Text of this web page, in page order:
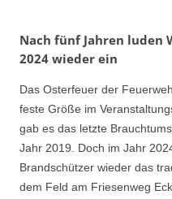
Nach fünf Jahren luden
2024 wieder ein
Das Osterfeuer der
feste Größe im
gab es das letzte
Jahr 2019. Doch im Jahr
Brandschützer wieder das
dem Feld am Friesenweg